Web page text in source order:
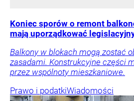
Koniec sporów o remont
mają uporządkować
Balkony w blokach mogą zostać
zasadami. Konstrukcyjne części
przez wspólnoty mieszkaniowe.
Prawo i podatkiWiadomości